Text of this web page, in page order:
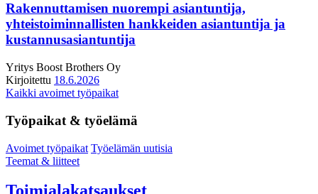
Rakennuttamisen nuorempi asiantuntija,
yhteistoiminnallisten hankkeiden asiantuntija ja
kustannusasiantuntija
Yritys Boost Brothers Oy
Kirjoitettu 18.6.2026
Kaikki avoimet työpaikat
Työpaikat & työelämä
Avoimet työpaikat Työelämän uutisia
Teemat & liitteet